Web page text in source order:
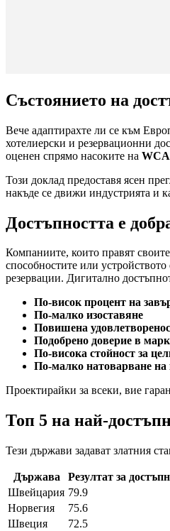
Състоянието на
Вече адаптирахте ли се към
хотелиерски и резервационни
оценен спрямо насоките на
Този доклад предоставя ясен
накъде се движи индустрията и
Достъпността е
Компаниите, които правят
способностите или
резервации. Дигитално
По-висок процент на
По-малко изоставяне
Повишена
Подобрено доверие в
По-висока стойност за
По-малко натоварване на
Проектирайки за всеки, вие
Топ 5 на най-
Тези държави задават златния
Държава
Резултат за
Швейцария 79.9
Норвегия
75.6
Швеция
72.5